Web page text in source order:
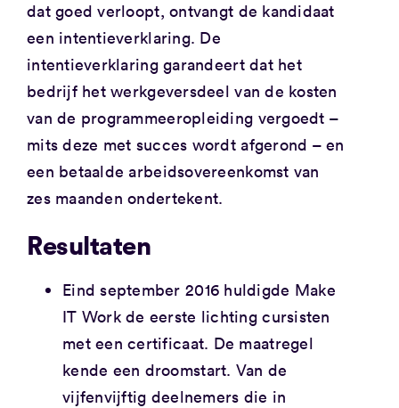
dat goed verloopt, ontvangt de kandidaat
een intentieverklaring. De
intentieverklaring garandeert dat het
bedrijf het werkgeversdeel van de kosten
van de programmeeropleiding vergoedt –
mits deze met succes wordt afgerond – en
een betaalde arbeidsovereenkomst van
zes maanden ondertekent.
Resultaten
Eind september 2016 huldigde Make
IT Work de eerste lichting cursisten
met een certificaat. De maatregel
kende een droomstart. Van de
vijfenvijftig deelnemers die in